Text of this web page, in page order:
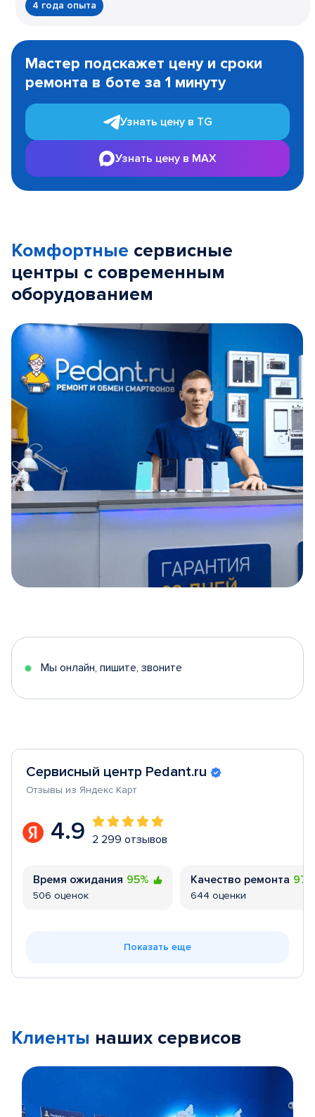
4 года опыта
1
Мастер подскажет цену и сроки
ремонта в боте за 1 минуту
Узнать цену в TG
Узнать цену в MAX
Комфортные сервисные
центры с современным
оборудованием
5
Мы онлайн, пишите, звоните
Сервисный центр Pedant.ru
Отзывы из Яндекс Карт
4.9 2 299 отзывов
Время ожидания 95%
506 оценок
Качество ремонта
644 оценки
Показать еще
Клиенты наших сервисов